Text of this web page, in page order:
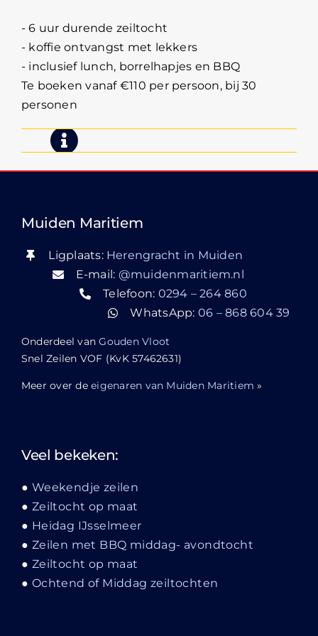
- 6 uur durende zeiltocht
- koffie ontvangst met lekkers
- inclusief lunch, borrelhapjes en BBQ
Te boeken vanaf €110 per persoon, bij 30
personen
Muiden Maritiem
Ligplaats: Herengracht in Muiden
E-mail: @muidenmaritiem.nl
Telefoon: 0294 – 264 860
WhatsApp: 06 – 868 604 39
Onderdeel vanGouden Vloot
Snel Zeilen VOF (KvK 57462631)
Meer over deeigenaren van Muiden Maritiem »
Veel bekeken:
Weekendje zeilen
Zeiltocht op maat
Heidag IJsselmeer
Zeilen met BBQ middag- avondtocht
Zeiltocht op maat
Ochtend of Middag zeiltochten